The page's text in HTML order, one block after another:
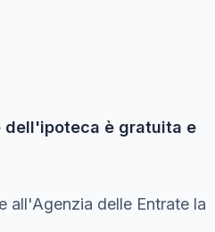
dell'ipoteca è gratuita e
all'Agenzia delle Entrate la